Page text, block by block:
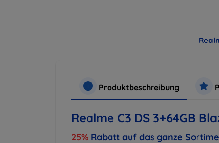
Produktbeschreibung
Realme C3 DS 3+64GB
25% Rabatt auf das ganze